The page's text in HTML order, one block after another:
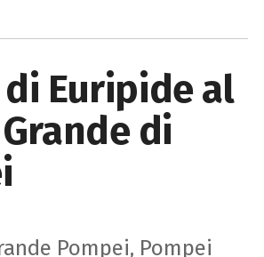
Euripide al
di
Pompei, Pompei